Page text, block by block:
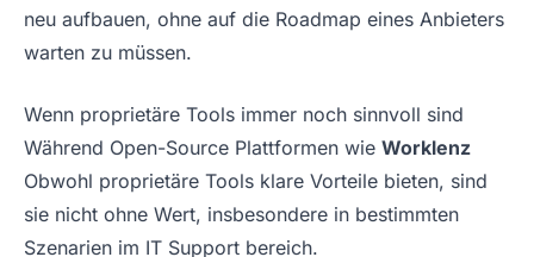
neu aufbauen, ohne auf die Roadmap eines Anbieters
warten zu müssen.
Wenn proprietäre Tools immer noch sinnvoll sind
Während Open-Source Plattformen wie Worklenz
Obwohl proprietäre Tools klare Vorteile bieten, sind
sie nicht ohne Wert, insbesondere in bestimmten
Szenarien im IT Support bereich.